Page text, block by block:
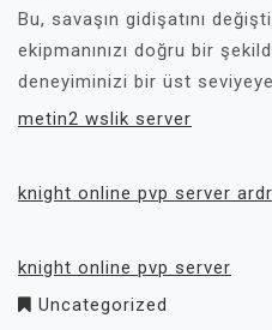
Bu, savaşın gidişatını
ekipmanınızı doğru bir
deneyiminizi bir üst seviyeye
metin2 wslik server
knight online pvp server
knight online pvp server
Uncategorized